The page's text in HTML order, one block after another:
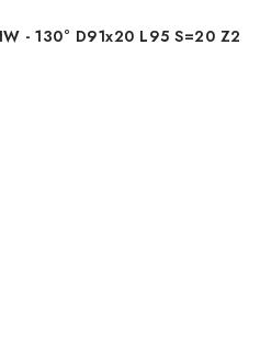
- 130° D91x20 L95 S=20 Z2